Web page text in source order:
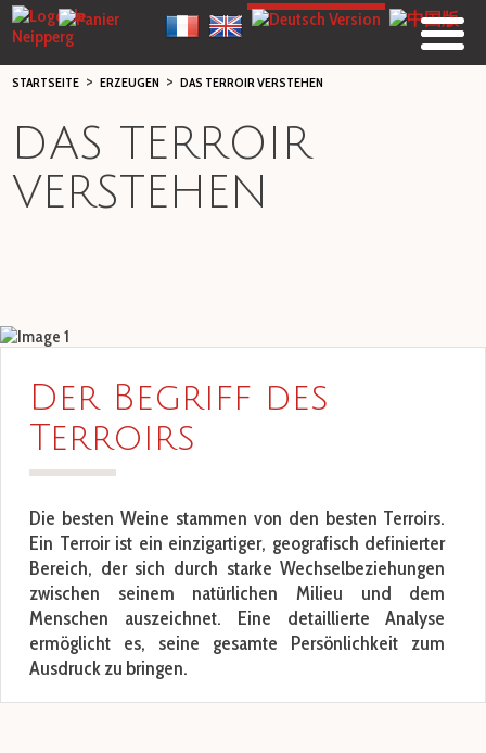
STARTSEITE >ERZEUGEN >DAS TERROIR VERSTEHEN
DAS TERROIR
VERSTEHEN
Der Begriff des
Terroirs
Die besten Weine stammen von den besten Terroirs.
Ein Terroir ist ein einzigartiger, geografisch definierter
Bereich, der sich durch starke Wechselbeziehungen
zwischen seinem natürlichen Milieu und dem
Menschen auszeichnet. Eine detaillierte Analyse
ermöglicht es, seine gesamte Persönlichkeit zum
Ausdruck zu bringen.